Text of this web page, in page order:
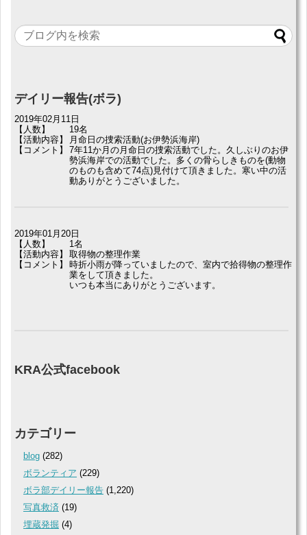
デイリー報告(ボラ)
2019年02月11日
【人数】
19名
【活動内容】
月命日の捜索活動(お伊勢浜海岸)
【コメント】
7年11か月の月命日の捜索活動でした。久しぶりのお伊
勢浜海岸での活動でした。多くの骨らしきものを(動物
のものも含めて74点)見付けて頂きました。寒い中の活
動ありがとうございました。
2019年01月20日
【人数】
1名
【活動内容】
取得物の整理作業
【コメント】
時折小雨が降っていましたので、室内で拾得物の整理作
業をして頂きました。
いつも本当にありがとうございます。
KRA公式facebook
カテゴリー
blog (282)
ボランティア (229)
ボラ部デイリー報告 (1,220)
写真救済 (19)
埋蔵発掘 (4)